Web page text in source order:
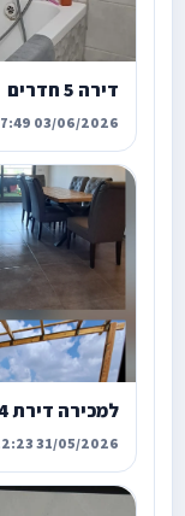
דירה 5 חדרים
03/06/2026 07:49
למכירה דירת 4 חדרים במיקום מצויין
31/05/2026 12:23